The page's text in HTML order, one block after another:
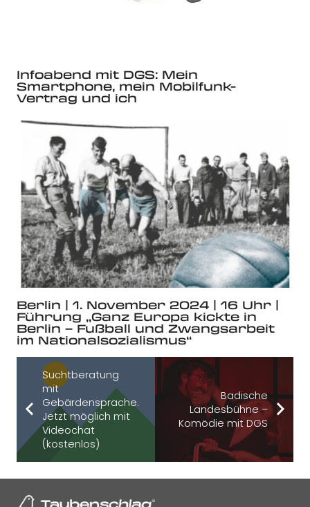
Infoabend mit DGS: Mein
Smartphone, mein Mobilfunk-
Vertrag und ich
Berlin | 1. November 2024 | 16 Uhr |
Führung „Ganz Europa kickte in
Berlin – Fußball und Zwangsarbeit
im Nationalsozialismus“
Suchtberatung
mit
Gebärdensprache.
Jetzt möglich mit
Videochat
(kostenlos)
Badische
Landesbühne –
Komödie mit DGS